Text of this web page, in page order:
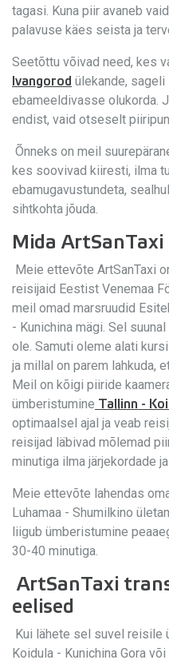
tagasi. Kuna piir avaneb
palavuse käes seista ja
Seetõttu võivad need, kes
Ivangorod ülekande,
ebameeldivasse olukorda.
endist, vaid otseselt
Õnneks on meil
kes soovivad kiiresti, ilma
ebamugavustundeta,
sihtkohta jõuda.
Mida ArtSanTaxi
Meie ettevõte ArtSanTaxi
reisijaid Eestist Venemaa
meil omad marsruudid
- Kunichina mägi. Sel
ole. Samuti oleme alati
ja millal on parem lahkuda,
Meil on kõigi piiride
ümberistumine Tallinn -
optimaalsel ajal ja veab
reisijad läbivad mõlemad
minutiga ilma järjekordade
Meie ettevõte lahendas
Luhamaa - Shumilkino
liigub ümberistumine
30-40 minutiga.
ArtSanTaxi
eelised
Kui lähete sel suvel reisile
Koidula - Kunichina Gora